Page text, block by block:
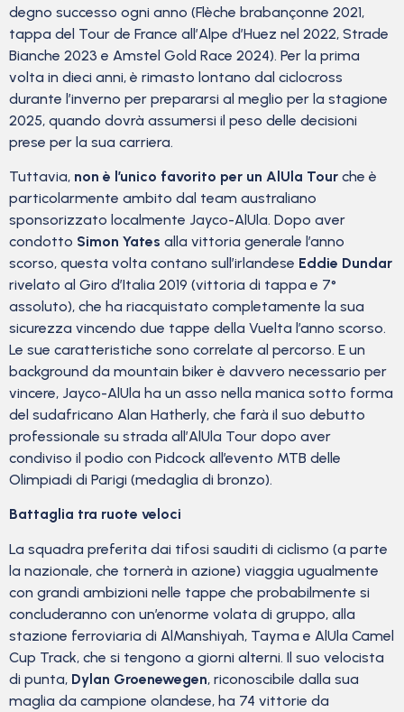
degno successo ogni anno (Flèche brabançonne 2021,
tappa del Tour de France all’Alpe d’Huez nel 2022, Strade
Bianche 2023 e Amstel Gold Race 2024). Per la prima
volta in dieci anni, è rimasto lontano dal ciclocross
durante l’inverno per prepararsi al meglio per la stagione
2025, quando dovrà assumersi il peso delle decisioni
prese per la sua carriera.
Tuttavia, non è l’unico favorito per un AlUla Tour che è
particolarmente ambito dal team australiano
sponsorizzato localmente Jayco-AlUla. Dopo aver
condotto Simon Yates alla vittoria generale l’anno
scorso, questa volta contano sull’irlandese Eddie Dundar
rivelato al Giro d’Italia 2019 (vittoria di tappa e 7°
assoluto), che ha riacquistato completamente la sua
sicurezza vincendo due tappe della Vuelta l’anno scorso.
Le sue caratteristiche sono correlate al percorso. E un
background da mountain biker è davvero necessario per
vincere, Jayco-AlUla ha un asso nella manica sotto forma
del sudafricano Alan Hatherly, che farà il suo debutto
professionale su strada all’AlUla Tour dopo aver
condiviso il podio con Pidcock all’evento MTB delle
Olimpiadi di Parigi (medaglia di bronzo).
Battaglia tra ruote veloci
La squadra preferita dai tifosi sauditi di ciclismo (a parte
la nazionale, che tornerà in azione) viaggia ugualmente
con grandi ambizioni nelle tappe che probabilmente si
concluderanno con un’enorme volata di gruppo, alla
stazione ferroviaria di AlManshiyah, Tayma e AlUla Camel
Cup Track, che si tengono a giorni alterni. Il suo velocista
di punta, Dylan Groenewegen, riconoscibile dalla sua
maglia da campione olandese, ha 74 vittorie da